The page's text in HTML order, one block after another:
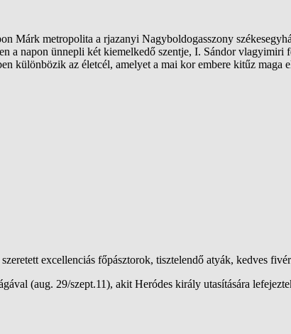
Márk metropolita a rjazanyi Nagyboldogasszony
a napon ünnepli két kiemelkedő szentje, I. Sándor vlagyimiri
különbözik az életcél, amelyet a mai kor embere kitűz maga
excellenciás főpásztorok, tisztelendő atyák, kedves
(aug. 29/szept.11), akit Heródes király utasítására